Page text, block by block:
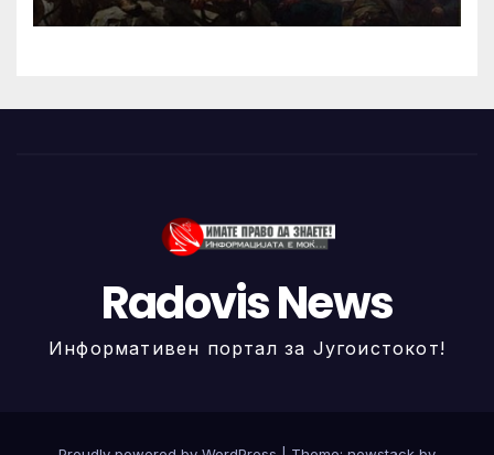
Radovis News
Информативен портал за Југоистокот!